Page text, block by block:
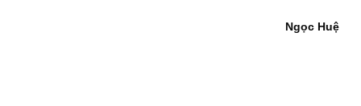
Ngọc Huệ